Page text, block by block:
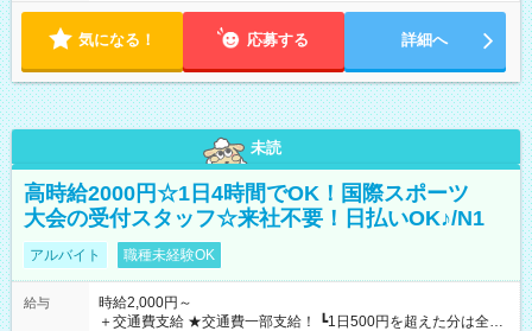
気になる！ 応募する 詳細へ
未読
高時給2000円☆1日4時間でOK！国際スポーツ
大会の受付スタッフ☆来社不要！日払いOK♪/N1
アルバイト 職種未経験OK
給与
時給2,000円～
＋交通費支給 ★交通費一部支給！ ┗1日500円を超えた分は全額